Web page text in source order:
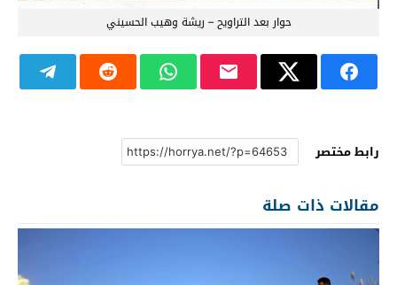
حوار بعد التراويح – ريشة وهيب الحسيني
رابط مختصر
مقالات ذات صلة